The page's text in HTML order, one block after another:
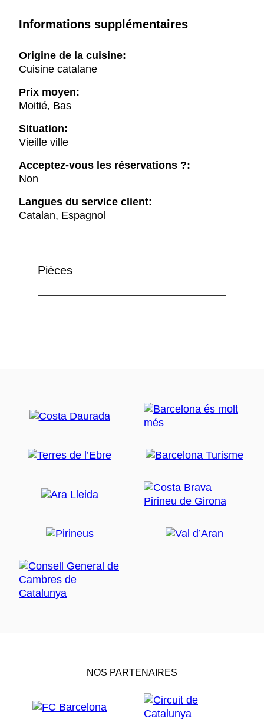
Informations supplémentaires
Origine de la cuisine:
Cuisine catalane
Prix moyen:
Moitié, Bas
Situation:
Vieille ville
Acceptez-vous les réservations ?:
Non
Langues du service client:
Catalan, Espagnol
Pièces
NOS PARTENAIRES